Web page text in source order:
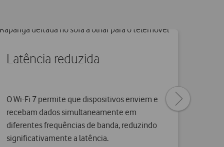
Latência reduzida
O Wi-Fi 7 permite que dispositivos enviem e
recebam dados simultaneamente em
diferentes frequências de banda, reduzindo
significativamente a latência.
Next
page